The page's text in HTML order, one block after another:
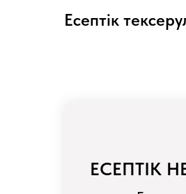
Есептік
ЕСЕПТІК